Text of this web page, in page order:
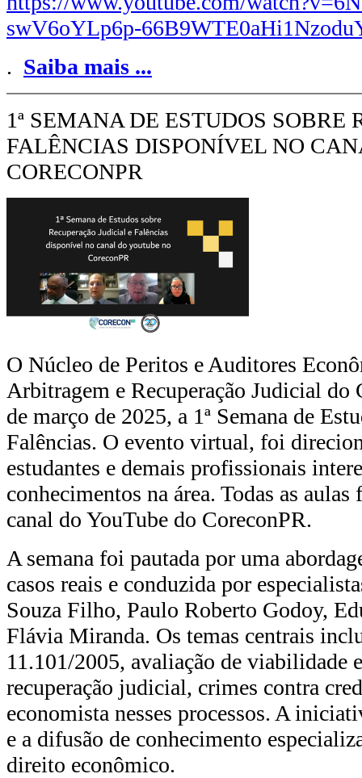
swV6oYLp6p-
. Saiba mais ...
1ª SEMANA DE ESTUDOS
FALÊNCIAS DISPONÍVEL NO
CORECONPR
O Núcleo de Peritos e Auditores
Arbitragem e Recuperação Judicial
de março de 2025, a 1ª Semana de
Falências. O evento virtual, foi
estudantes e demais profissionais
conhecimentos na área. Todas as
canal do YouTube do CoreconPR.
A semana foi pautada por uma
casos reais e conduzida por
Souza Filho, Paulo Roberto Godoy,
Flávia Miranda. Os temas centrais
11.101/2005, avaliação de viabilidade
recuperação judicial, crimes contra
economista nesses processos. A
e a difusão de conhecimento
direito econômico.